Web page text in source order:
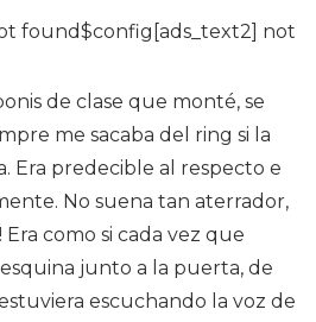
found$config[ads_text2] not
de clase que monté, se
me sacaba del ring si la
Era predecible al respecto e
No suena tan aterrador,
como si cada vez que
esquina junto a la puerta, de
escuchando la voz de